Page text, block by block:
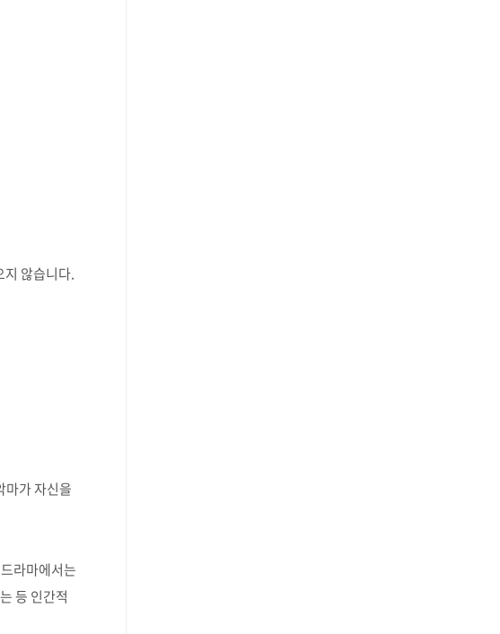
지 않습니다.
마가 자신을
라마에서는
등 인간적